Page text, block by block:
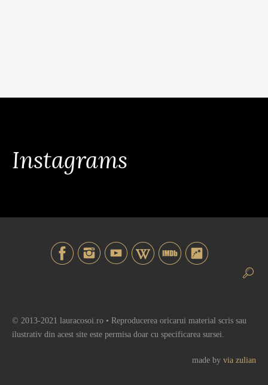
Instagrams
© 2013-2021 lauracosoi.ro • Reproducerea oricarui material scris sau
ilustrativ din acest site este permisa doar cu specificarea sursei.
made by via zulian